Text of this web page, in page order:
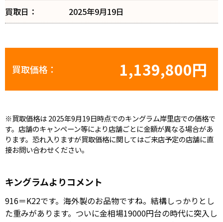
買取日：
2025年9月19日
買取価格： 1,139,800円
※買取価格は 2025年9月19日時点でのキングラム岸里店での価格で
す。店舗のキャンペーン等により店舗ごとに金額が異なる場合があ
ります。恐れ入りますが買取価格に関してはご来店予定の店舗に直
接お問い合わせください。
キングラムよりコメント
916＝K22です。海外製のお品物ですね。結構しっかりとし
た重みがあります。ついに金相場19000円台の時代に突入し